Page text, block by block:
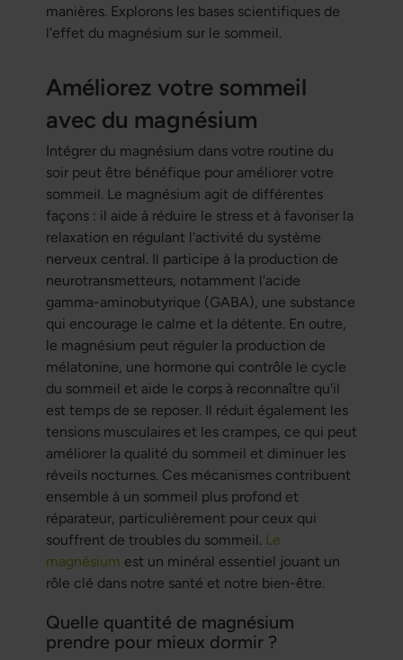
manières. Explorons les bases scientifiques de
l'effet du magnésium sur le sommeil.
Améliorez votre sommeil
avec du magnésium
Intégrer du magnésium dans votre routine du
soir peut être bénéfique pour améliorer votre
sommeil. Le magnésium agit de différentes
façons : il aide à réduire le stress et à favoriser la
relaxation en régulant l'activité du système
nerveux central. Il participe à la production de
neurotransmetteurs, notamment l'acide
gamma-aminobutyrique (GABA), une substance
qui encourage le calme et la détente. En outre,
le magnésium peut réguler la production de
mélatonine, une hormone qui contrôle le cycle
du sommeil et aide le corps à reconnaître qu'il
est temps de se reposer. Il réduit également les
tensions musculaires et les crampes, ce qui peut
améliorer la qualité du sommeil et diminuer les
réveils nocturnes. Ces mécanismes contribuent
ensemble à un sommeil plus profond et
réparateur, particulièrement pour ceux qui
souffrent de troubles du sommeil. Le
magnésium est un minéral essentiel jouant un
rôle clé dans notre santé et notre bien-être.
Quelle quantité de magnésium
prendre pour mieux dormir ?